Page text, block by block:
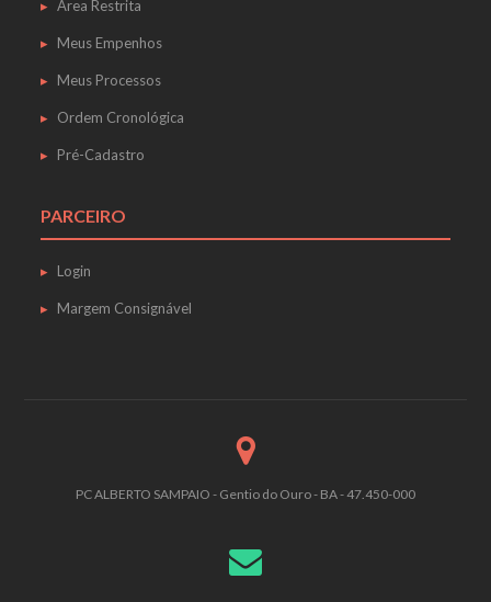
Área Restrita
Meus Empenhos
Meus Processos
Ordem Cronológica
Pré-Cadastro
PARCEIRO
Login
Margem Consignável
PC ALBERTO SAMPAIO - Gentio do Ouro - BA - 47.450-000